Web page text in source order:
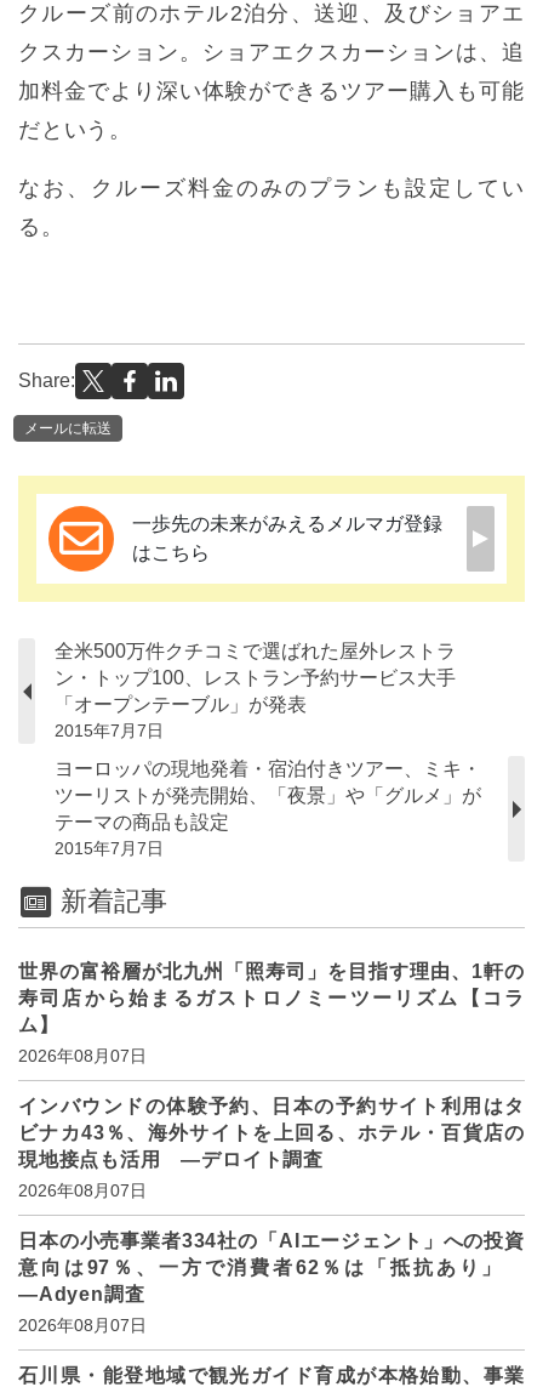
クルーズ前のホテル2泊分、送迎、及びショアエ
クスカーション。ショアエクスカーションは、追
加料金でより深い体験ができるツアー購入も可能
だという。
なお、クルーズ料金のみのプランも設定してい
る。
Share:
メールに転送
一歩先の未来がみえるメルマガ登録
はこちら
全米500万件クチコミで選ばれた屋外レストラ
ン・トップ100、レストラン予約サービス大手
「オープンテーブル」が発表
2015年7月7日
ヨーロッパの現地発着・宿泊付きツアー、ミキ・
ツーリストが発売開始、「夜景」や「グルメ」が
テーマの商品も設定
2015年7月7日
新着記事
世界の富裕層が北九州「照寿司」を目指す理由、1軒の
寿司店から始まるガストロノミーツーリズム【コラ
ム】
2026年08月07日
インバウンドの体験予約、日本の予約サイト利用はタ
ビナカ43％、海外サイトを上回る、ホテル・百貨店の
現地接点も活用 ―デロイト調査
2026年08月07日
日本の小売事業者334社の「AIエージェント」への投資
意向は97％、一方で消費者62％は「抵抗あり」
―Adyen調査
2026年08月07日
石川県・能登地域で観光ガイド育成が本格始動、事業